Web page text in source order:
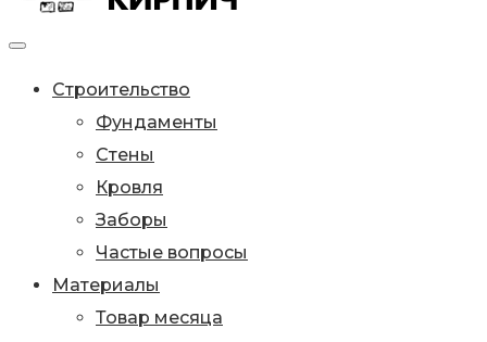
Строительство
Фундаменты
Стены
Кровля
Заборы
Частые вопросы
Материалы
Товар месяца